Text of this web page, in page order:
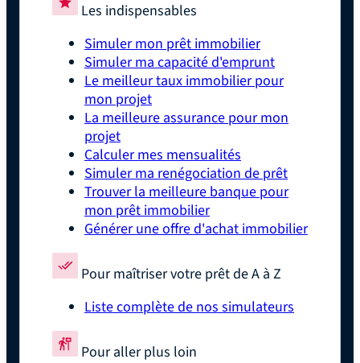
Les indispensables
Simuler mon prêt immobilier
Simuler ma capacité d'emprunt
Le meilleur taux immobilier pour
mon projet
La meilleure assurance pour mon
projet
Calculer mes mensualités
Simuler ma renégociation de prêt
Trouver la meilleure banque pour
mon prêt immobilier
Générer une offre d'achat immobilier
Pour maîtriser votre prêt de A à Z
Liste complète de nos simulateurs
Pour aller plus loin